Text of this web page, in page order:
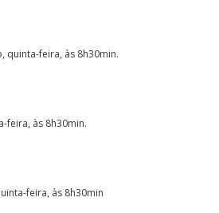
quinta-feira, às 8h30min.
feira, às 8h30min.
feira, às 8h30min